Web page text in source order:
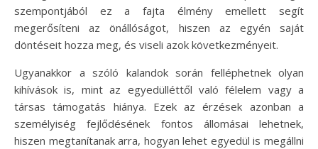
szempontjából ez a fajta élmény emellett segít
megerősíteni az önállóságot, hiszen az egyén saját
döntéseit hozza meg, és viseli azok következményeit.
Ugyanakkor a szóló kalandok során felléphetnek olyan
kihívások is, mint az egyedülléttől való félelem vagy a
társas támogatás hiánya. Ezek az érzések azonban a
személyiség fejlődésének fontos állomásai lehetnek,
hiszen megtanítanak arra, hogyan lehet egyedül is megállni